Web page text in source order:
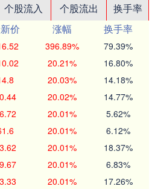
个股流入 个股流出
换手率
价 涨幅
换手率
396.89% 79.39%
20.21% 16.80%
20.03% 14.18%
20.02% 14.77%
20.01% 5.62%
20.01% 6.12%
20.01% 18.37%
20.01% 6.83%
20.01% 17.26%